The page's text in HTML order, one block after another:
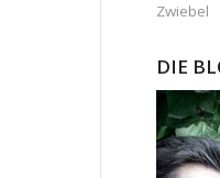
Zwiebel
DIE